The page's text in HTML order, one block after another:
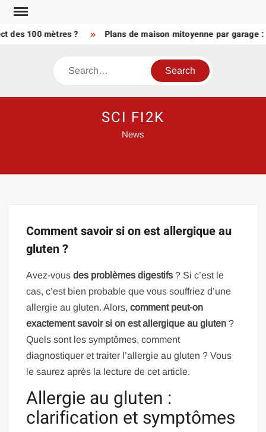
Skip
content
des 100 mètres ? Plans de maison mitoyenne par garage
Search
SCI FI2K
News
Comment savoir si on est allergique au
gluten ?
Avez-vousdes problèmes digestifs ? Si c’est le
cas, c’est bien probable que vous souffriez d’une
allergie au gluten. Alors,comment peut-on
exactement savoir si on est allergique au gluten ?
Quels sont les symptômes, comment
diagnostiquer et traiter l’allergie au gluten ? Vous
le saurez après la lecture de cet article.
Allergie au gluten :
clarification et symptômes